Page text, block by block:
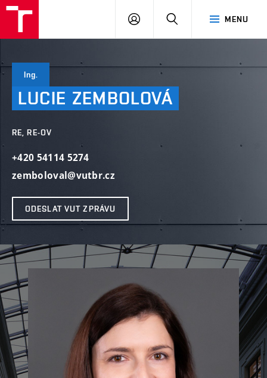
MENU
PŘIHLÁSIT
Ing.
LUCIE ZEMBOLOVÁ
RE, RE-OV
+420 54114 5274
zemboloval@vutbr.cz
ODESLAT VUT ZPRÁVU